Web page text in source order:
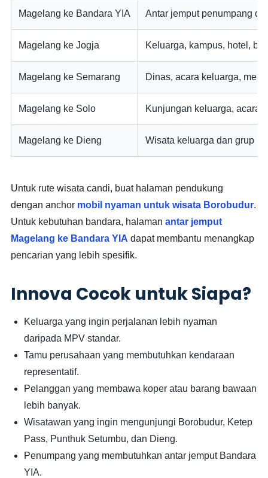
Magelang ke Bandara YIA Antar jemput penumpang
Magelang ke Jogja Keluarga, kampus, hotel,
Magelang ke Semarang Dinas, acara keluarga,
Magelang ke Solo Kunjungan keluarga, acara,
Magelang ke Dieng Wisata keluarga dan grup
Untuk rute wisata candi, buat halaman pendukung
dengan anchor mobil nyaman untuk wisata Borobudur.
Untuk kebutuhan bandara, halamanantar jemput
Magelang ke Bandara YIA dapat membantu menangkap
pencarian yang lebih spesifik.
Innova Cocok untuk Siapa?
Keluarga yang ingin perjalanan lebih nyaman
daripada MPV standar.
Tamu perusahaan yang membutuhkan kendaraan
representatif.
Pelanggan yang membawa koper atau barang bawaan
lebih banyak.
Wisatawan yang ingin mengunjungi Borobudur, Ketep
Pass, Punthuk Setumbu, dan Dieng.
Penumpang yang membutuhkan antar jemput Bandara
YIA.